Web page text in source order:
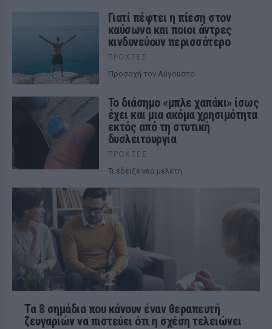
Γιατί πέφτει η πίεση στον
καύσωνα και ποιοι άντρες
κινδυνεύουν περισσότερο
ΠΡΟΧΤΈΣ
Προσοχή τον Αύγουστο
Το διάσημο «μπλε χαπάκι» ίσως
έχει και μια ακόμα χρησιμότητα
εκτός από τη στυτική
δυσλειτουργία
ΠΡΟΧΤΈΣ
Τι έδειξε νέα μελέτη
Τα 8 σημάδια που κάνουν έναν θεραπευτή
ζευγαριών να πιστεύει ότι η σχέση τελειώνει